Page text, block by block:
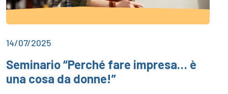
14/07/2025
Seminario “Perché fare impresa… è
una cosa da donne!”